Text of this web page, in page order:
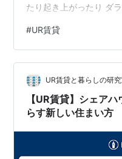
たり起き上がったり ダ
まりにもダラダラしてい
www.chotto-siesta.com
なんと大量に空き室が
か、3月いっぱいで引っ
期？ 盛大に出てるので
#UR賃貸
UR賃貸と暮らしの研
【UR賃貸】シェア
らす新しい住まい方